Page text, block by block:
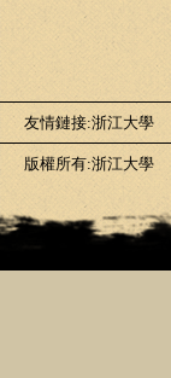
友情鏈接:浙江大學
版權所有:浙江大學